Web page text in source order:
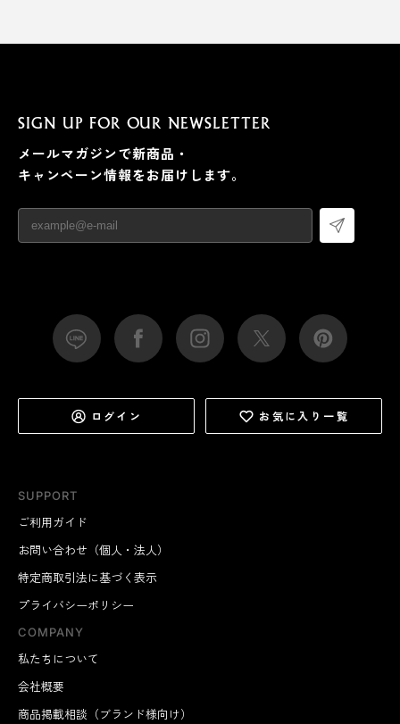
SUPPORT
ご利用ガイド
お問い合わせ（個人・法人）
特定商取引法に基づく表示
プライバシーポリシー
COMPANY
私たちについて
会社概要
商品掲載相談（ブランド様向け）
SIGN UP FOR OUR NEWSLETTER
メールマガジンで新商品・
キャンペーン情報をお届けします。
ログイン お気に入り一覧